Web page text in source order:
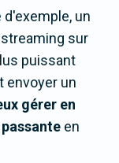
d'exemple, un
sur
puissant
envoyer un
gérer en
en